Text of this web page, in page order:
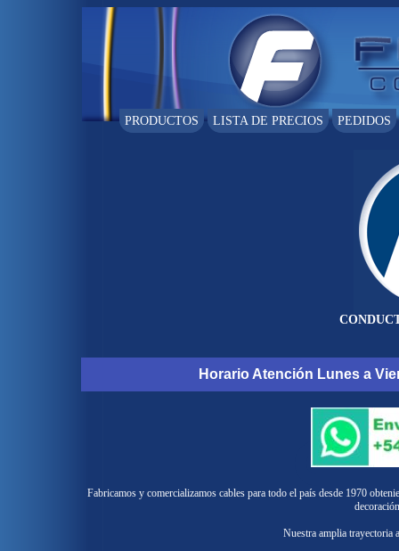
PRODUCTOS LISTA DE PRECIOS PEDIDOS
Horario Atención Lunes a
Fabricamos y comercializamos cables para todo el país desde 1970
Nuestra amplia trayectoria